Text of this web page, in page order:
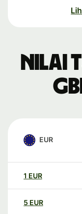
Nilai
EUR
1 EUR
5 EUR